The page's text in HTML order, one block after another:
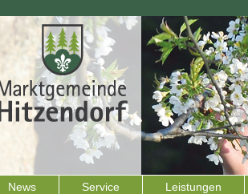
News Service Leistungen